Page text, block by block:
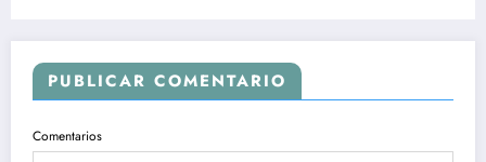
PUBLICAR COMENTARIO
Comentarios